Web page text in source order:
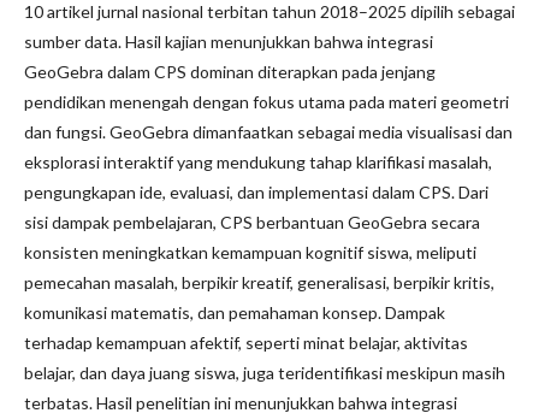
10 artikel jurnal nasional terbitan tahun 2018–2025 dipilih sebagai
sumber data. Hasil kajian menunjukkan bahwa integrasi
GeoGebra dalam CPS dominan diterapkan pada jenjang
pendidikan menengah dengan fokus utama pada materi geometri
dan fungsi. GeoGebra dimanfaatkan sebagai media visualisasi dan
eksplorasi interaktif yang mendukung tahap klarifikasi masalah,
pengungkapan ide, evaluasi, dan implementasi dalam CPS. Dari
sisi dampak pembelajaran, CPS berbantuan GeoGebra secara
konsisten meningkatkan kemampuan kognitif siswa, meliputi
pemecahan masalah, berpikir kreatif, generalisasi, berpikir kritis,
komunikasi matematis, dan pemahaman konsep. Dampak
terhadap kemampuan afektif, seperti minat belajar, aktivitas
belajar, dan daya juang siswa, juga teridentifikasi meskipun masih
terbatas. Hasil penelitian ini menunjukkan bahwa integrasi